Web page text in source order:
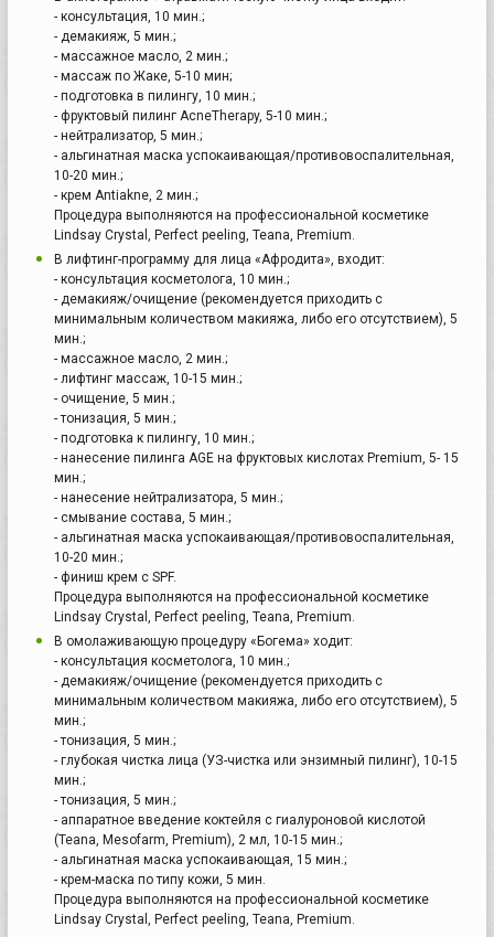
- консультация, 10 мин.;
- демакияж, 5 мин.;
- массажное масло, 2 мин.;
- массаж по Жаке, 5-10 мин;
- подготовка в пилингу, 10 мин.;
- фруктовый пилинг AcneTherapy, 5-10 мин.;
- нейтрализатор, 5 мин.;
- альгинатная маска успокаивающая/противовоспалительная,
10-20 мин.;
- крем Antiakne, 2 мин.;
Процедура выполняются на профессиональной косметике
Lindsay Crystal, Perfect peeling, Teana, Premium.
В лифтинг-программу для лица «Афродита», входит:
- консультация косметолога, 10 мин.;
- демакияж/очищение (рекомендуется приходить с
минимальным количеством макияжа, либо его отсутствием), 5
мин.;
- массажное масло, 2 мин.;
- лифтинг массаж, 10-15 мин.;
- очищение, 5 мин.;
- тонизация, 5 мин.;
- подготовка к пилингу, 10 мин.;
- нанесение пилинга AGE на фруктовых кислотах Premium, 5- 15
мин.;
- нанесение нейтрализатора, 5 мин.;
- смывание состава, 5 мин.;
- альгинатная маска успокаивающая/противовоспалительная,
10-20 мин.;
- финиш крем с SPF.
Процедура выполняются на профессиональной косметике
Lindsay Crystal, Perfect peeling, Teana, Premium.
В омолаживающую процедуру «Богема» ходит:
- консультация косметолога, 10 мин.;
- демакияж/очищение (рекомендуется приходить с
минимальным количеством макияжа, либо его отсутствием), 5
мин.;
- тонизация, 5 мин.;
- глубокая чистка лица (УЗ-чистка или энзимный пилинг), 10-15
мин.;
- тонизация, 5 мин.;
- аппаратное введение коктейля с гиалуроновой кислотой
(Teana, Mesofarm, Premium), 2 мл, 10-15 мин.;
- альгинатная маска успокаивающая, 15 мин.;
- крем-маска по типу кожи, 5 мин.
Процедура выполняются на профессиональной косметике
Lindsay Crystal, Perfect peeling, Teana, Premium.